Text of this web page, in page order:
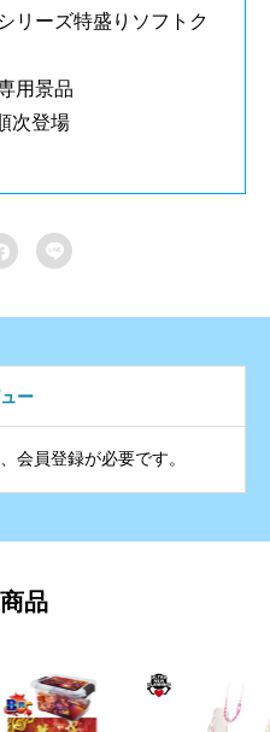
リーズ特盛りソフトク
用景品
次登場

ー
会員登録が必要です。
品